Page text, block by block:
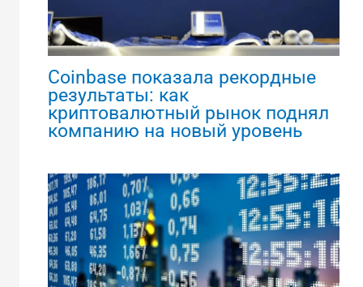
Coinbase показала рекордные
результаты: как
криптовалютный рынок поднял
компанию на новый уровень